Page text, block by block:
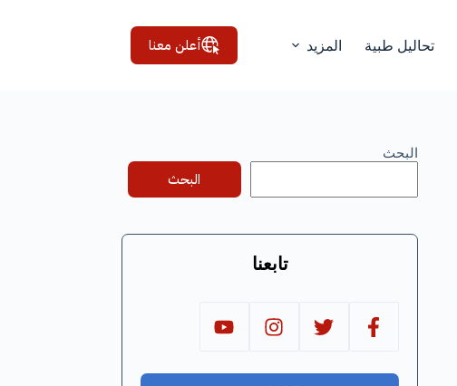
تحاليل طبية المزيد أعلن معنا
البحث
البحث
تابعنا